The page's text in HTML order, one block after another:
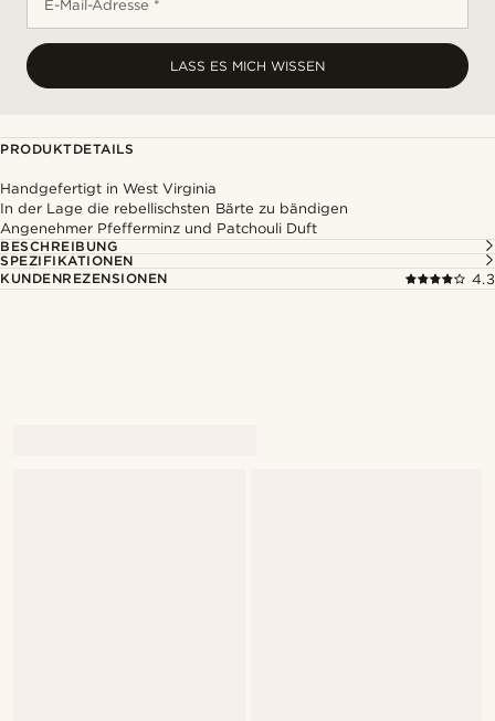
E-Mail-Adresse *
LASS ES MICH WISSEN
PRODUKTDETAILS
Handgefertigt in West Virginia
In der Lage die rebellischsten Bärte zu bändigen
Angenehmer Pfefferminz und Patchouli Duft
BESCHREIBUNG
SPEZIFIKATIONEN
KUNDENREZENSIONEN
4.3